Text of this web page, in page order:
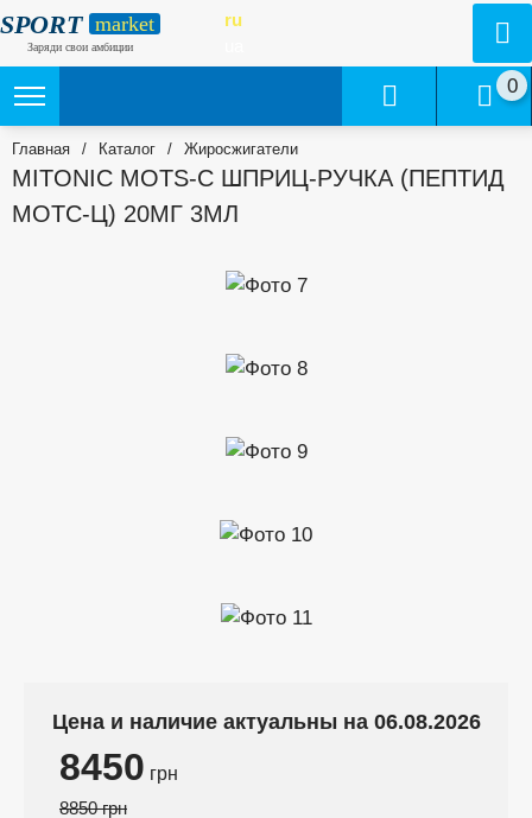
SPORT market
Заряди свои амбиции
ru
0
Главная / Каталог / Жиросжигатели
MITONIC MOTS-C ШПРИЦ-РУЧКА (ПЕПТИД
МОТС-Ц) 20МГ 3МЛ
Цена и наличие актуальны на 06.08.2026
8450 грн
8850 грн